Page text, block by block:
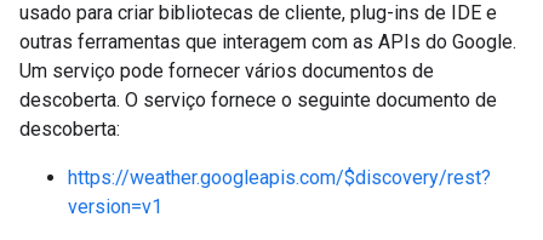
usado para criar bibliotecas de cliente, plug-ins de IDE e
outras ferramentas que interagem com as APIs do Google.
Um serviço pode fornecer vários documentos de
descoberta. O serviço fornece o seguinte documento de
descoberta:
https://weather.googleapis.com/$discovery/rest?
version=v1